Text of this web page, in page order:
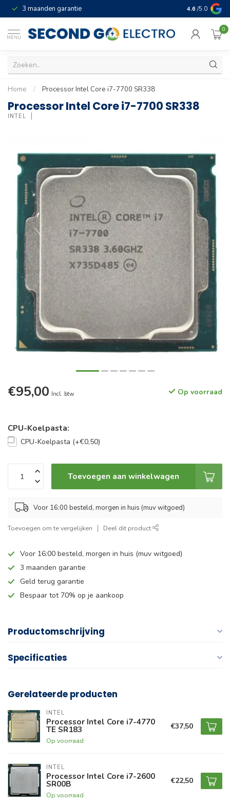
3 maanden garantie Geld terug
4.6 /5.0
MENU
0
Home / Processor Intel Core i7-7700 SR338
Processor Intel Core i7-7700 SR338
INTEL
€95,00 Incl. btw Op voorraad
CPU-Koelpasta:
CPU-Koelpasta (+€0,50)
Toevoegen aan winkelwagen
Voor 16:00 besteld, morgen in huis (muv witgoed)
Toevoegen om te vergelijken Deel dit product
Voor 16:00 besteld, morgen in huis (muv witgoed)
3 maanden garantie
Geld terug garantie
Bespaar tot 70% op je aankoop
Productomschrijving
Specificaties
Gerelateerde producten
INTEL
Processor Intel Core i7-4770
TE SR183
Op voorraad
€37,50
INTEL
Processor Intel Core i7-2600
SR00B
Op voorraad
€22,50